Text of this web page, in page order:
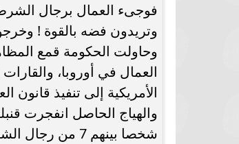
فوجىء العمال برجال
وتريدون فضه بالقوة !
وحاولت الحكومة قمع
العمال في أوروبا،
الأمريكية إلى تنفيذ
شخصا بينهم 7